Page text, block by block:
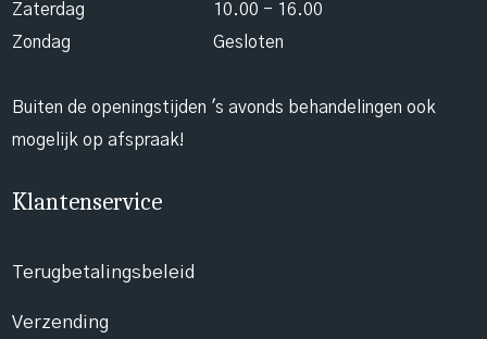
Zaterdag
10.00 - 16.00
Zondag
Gesloten
Buiten de openingstijden 's avonds behandelingen ook
mogelijk op afspraak!
Klantenservice
Terugbetalingsbeleid
Verzending